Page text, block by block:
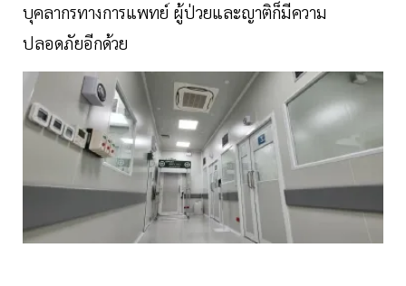
บุคลากรทางการแพทย์ ผู้ป่วยและญาติก็มีความ
ปลอดภัยอีกด้วย